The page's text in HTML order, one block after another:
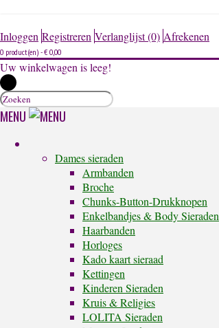
Inloggen Registreren Verlanglijst (0) Afrekenen
0 product(en) - € 0,00
Uw winkelwagen is leeg!
MENU
Dames sieraden
Armbanden
Broche
Chunks-Button-Drukknopen
Enkelbandjes & Body Sieraden
Haarbanden
Horloges
Kado kaart sieraad
Kettingen
Kinderen Sieraden
Kruis & Religies
LOLITA Sieraden